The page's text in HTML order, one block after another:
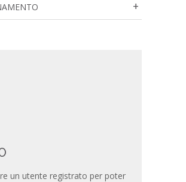
Log In
un utente registrato per poter